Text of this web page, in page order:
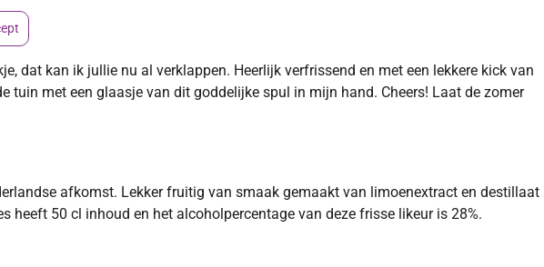
dat kan ik jullie nu al verklappen. Heerlijk verfrissend en met een lekkere kick van
tuin met een glaasje van dit goddelijke spul in mijn hand. Cheers! Laat de zomer
afkomst. Lekker fruitig van smaak gemaakt van limoenextract en destillaat
heeft 50 cl inhoud en het alcoholpercentage van deze frisse likeur is 28%.